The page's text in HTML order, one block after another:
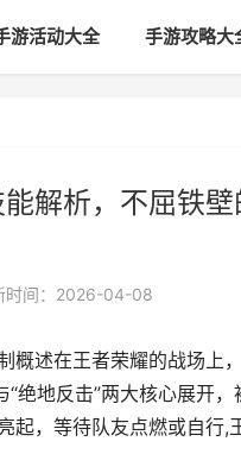
游活动大全 手游攻略大
解析，不屈铁
时间：2026-04-08
概述在王者荣耀的战场上
“绝地反击”两大核心展开
起，等待队友点燃或自行